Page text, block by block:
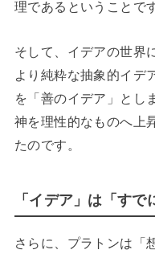
理であるということで
そして、イデアの世界
より純粋な抽象的イデ
を「善のイデア」とし
神を理性的なものへ上
たのです。
「イデア」は「すで
さらに、プラトンは「